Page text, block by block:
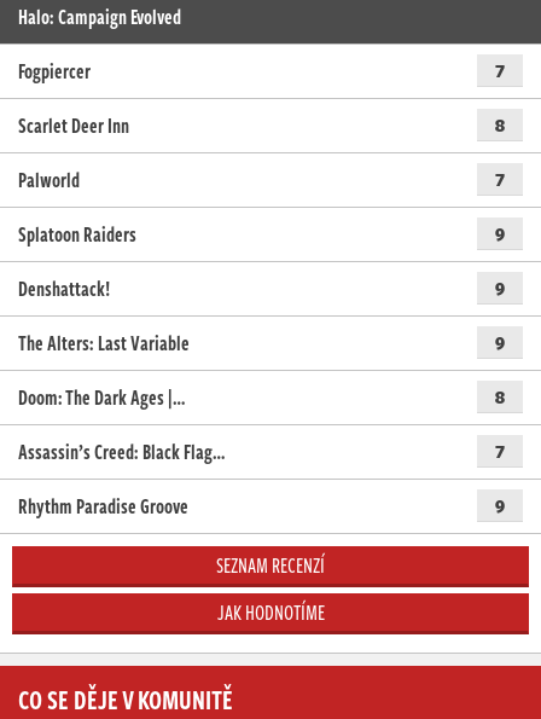
Halo: Campaign Evolved
Fogpiercer
7
Scarlet Deer Inn 8
Palworld 7
Splatoon Raiders 9
Denshattack! 9
The Alters: Last Variable 9
Doom: The Dark Ages |… 8
Assassin’s Creed: Black Flag… 7
Rhythm Paradise Groove 9
SEZNAM RECENZÍ
JAK HODNOTÍME
CO SE DĚJE V KOMUNITĚ